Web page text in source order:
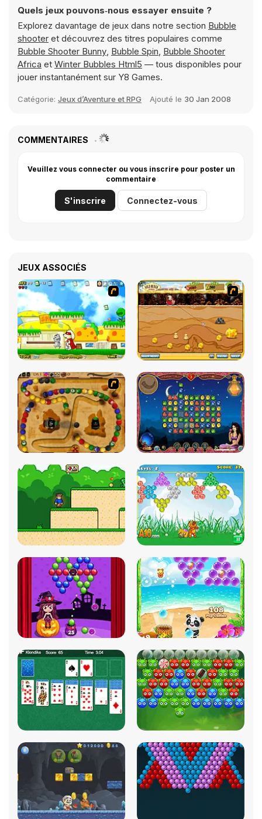
Quels jeux pouvons‑nous essayer ensuite ?
Explorez davantage de jeux dans notre section Bubble
shooter et découvrez des titres populaires comme
Bubble Shooter Bunny, Bubble Spin, Bubble Shooter
Africa et Winter Bubbles Html5 — tous disponibles pour
jouer instantanément sur Y8 Games.
Catégorie: Jeux d’Aventure et RPG Ajouté le 30 Jan 2008
COMMENTAIRES
Veuillez vous connecter ou vous inscrire pour poster un
commentaire
S'inscrire Connectez-vous
JEUX ASSOCIÉS